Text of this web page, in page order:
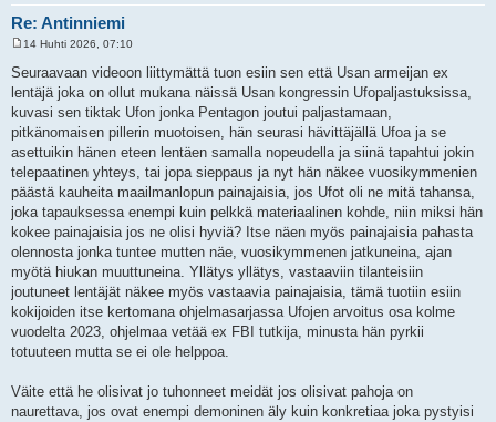
Re: Antinniemi
e
s
i
14 Huhti 2026, 07:10
Seuraavaan videoon liittymättä tuon esiin sen että Usan armeijan ex
lentäjä joka on ollut mukana näissä Usan kongressin Ufopaljastuksissa,
kuvasi sen tiktak Ufon jonka Pentagon joutui paljastamaan,
pitkänomaisen pillerin muotoisen, hän seurasi hävittäjällä Ufoa ja se
asettuikin hänen eteen lentäen samalla nopeudella ja siinä tapahtui jokin
telepaatinen yhteys, tai jopa sieppaus ja nyt hän näkee vuosikymmenien
päästä kauheita maailmanlopun painajaisia, jos Ufot oli ne mitä tahansa,
joka tapauksessa enempi kuin pelkkä materiaalinen kohde, niin miksi hän
kokee painajaisia jos ne olisi hyviä? Itse näen myös painajaisia pahasta
olennosta jonka tuntee mutten näe, vuosikymmenen jatkuneina, ajan
myötä hiukan muuttuneina. Yllätys yllätys, vastaaviin tilanteisiin
joutuneet lentäjät näkee myös vastaavia painajaisia, tämä tuotiin esiin
kokijoiden itse kertomana ohjelmasarjassa Ufojen arvoitus osa kolme
vuodelta 2023, ohjelmaa vetää ex FBI tutkija, minusta hän pyrkii
totuuteen mutta se ei ole helppoa.
Väite että he olisivat jo tuhonneet meidät jos olisivat pahoja on
naurettava, jos ovat enempi demoninen äly kuin konkretiaa joka pystyisi